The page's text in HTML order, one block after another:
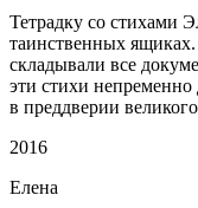
Тетрадку со стихами
таинственных
складывали все
эти стихи
в преддверии
2016
Елена